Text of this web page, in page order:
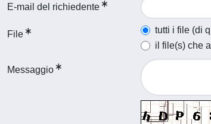
E-mail del richiedente
File
tutti i file (di
il file(s) che
Messaggio